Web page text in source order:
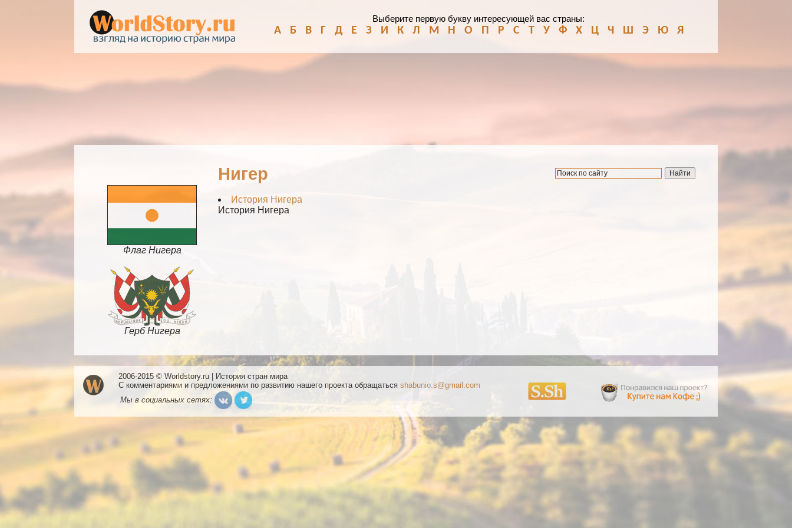
Выберите первую букву интересующей вас страны:
А Б В Г Д Е З И К Л М Н О П Р С Т У Ф Х Ц Ч Ш Э Ю Я
Флаг Нигера
Герб Нигера
Нигер
История Нигера
История Нигера
2006-2015 © Worldstory.ru | История стран мира
С комментариями и предложениями по развитию нашего проекта обращаться shabunio.s@gmail.com
Мы в социальных сетях: